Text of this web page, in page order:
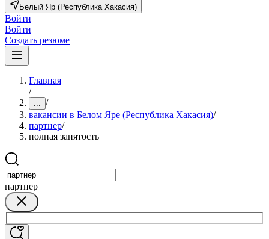
Белый Яр (Республика Хакасия)
Войти
Войти
Создать резюме
Главная
/
... /
вакансии в Белом Яре (Республика Хакасия)/
партнер/
полная занятость
партнер